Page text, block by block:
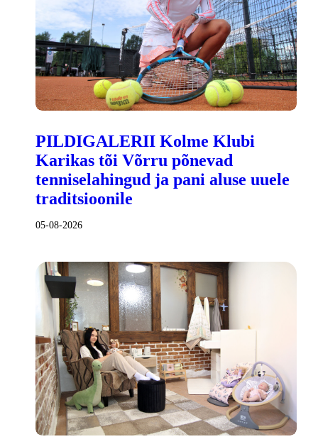
PILDIGALERII Kolme Klubi
Karikas tõi Võrru põnevad
tenniselahingud ja pani aluse uuele
traditsioonile
05-08-2026